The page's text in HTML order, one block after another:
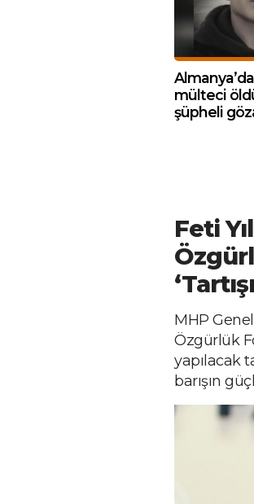
mülteci
şüpheli
Feti
MHP Genel
Özgürlük
yapılacak
barışın